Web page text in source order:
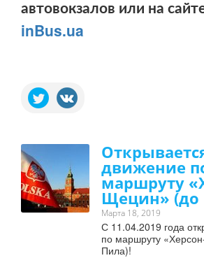
автовокзалов или на
inBus.ua
движение
маршруту
Щецин» (до
Марта 18, 2019
С 11.04.2019 года
по маршруту
Пила)!